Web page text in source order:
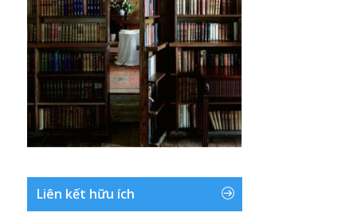
Liên kết hữu ích